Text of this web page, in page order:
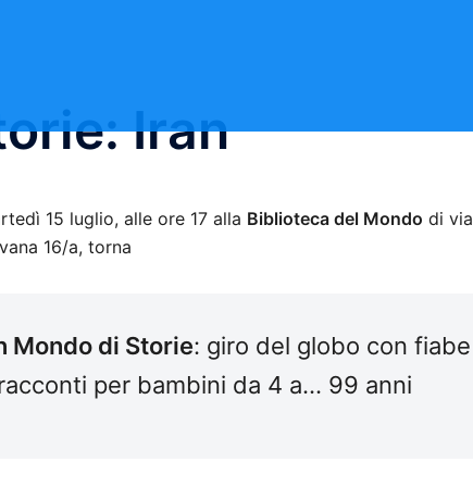
Iran
15 luglio, alle ore 17 alla Biblioteca del Mondo di via
16/a, torna
Mondo di Storie: giro del globo con fiabe
per bambini da 4 a… 99 anni